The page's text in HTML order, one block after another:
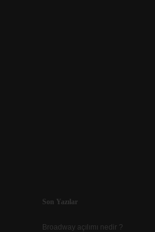
Sidebar
Son Yazılar
Broadway açılımı nedir ?